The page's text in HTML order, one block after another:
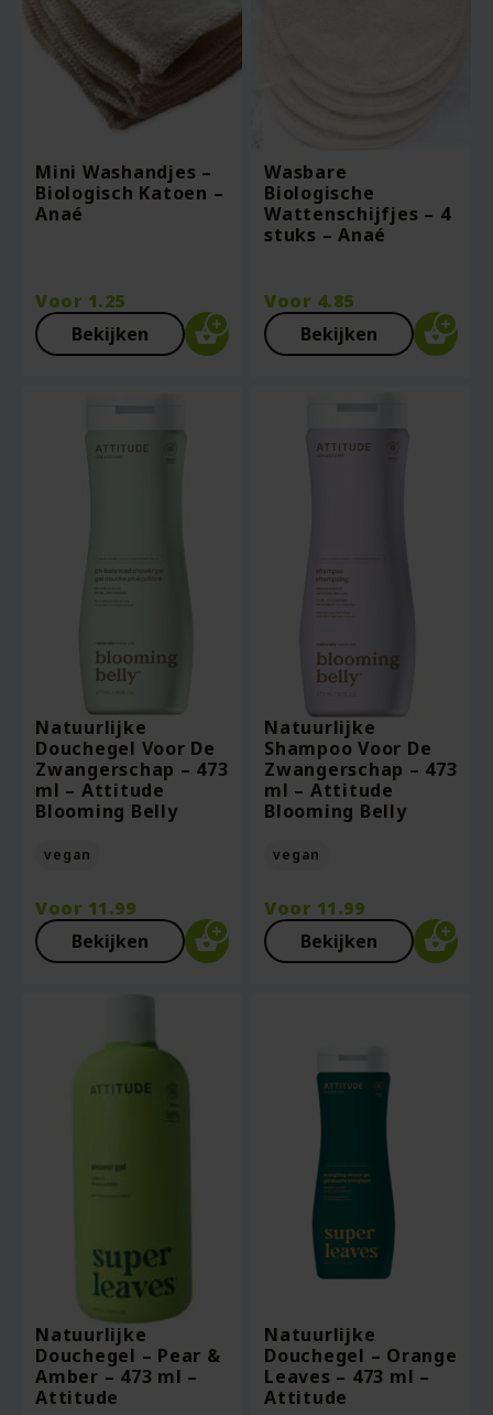
Mini Washandjes –
Biologisch Katoen –
Anaé
Voor 1.25
Bekijken
Wasbare
Biologische
Wattenschijfjes – 4
stuks – Anaé
Voor 4.85
Bekijken
Natuurlijke
Douchegel Voor De
Zwangerschap – 473
ml – Attitude
Blooming Belly
vegan
Voor 11.99
Bekijken
Natuurlijke
Shampoo Voor De
Zwangerschap – 473
ml – Attitude
Blooming Belly
vegan
Voor 11.99
Bekijken
Natuurlijke
Douchegel – Pear &
Amber – 473 ml –
Attitude
Natuurlijke
Douchegel – Orange
Leaves – 473 ml –
Attitude